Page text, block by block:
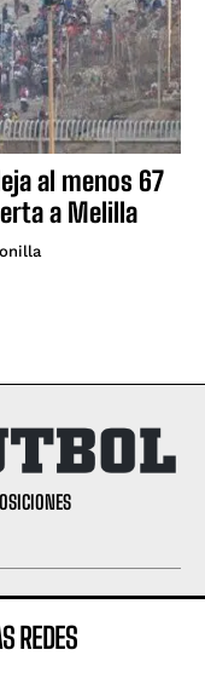
al menos 67
a Melilla
REDES